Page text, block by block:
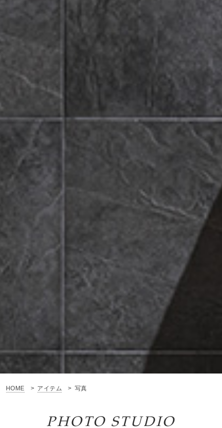
HOME アイテム 写真
PHOTO STUDIO